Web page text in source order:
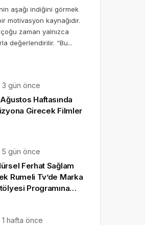
aşağı indiğini görmek
motivasyon kaynağıdır.
zaman yalnızca
değerlendirilir. “Bu...
3 gün önce
Haftasında
Girecek Filmler
5 gün önce
Ferhat Sağlam
Rumeli Tv’de Marka
Programına
1 hafta önce